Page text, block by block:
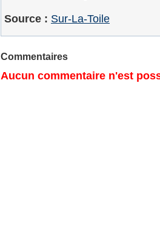
Source : Sur-La-Toile
Commentaires
Aucun commentaire n'est